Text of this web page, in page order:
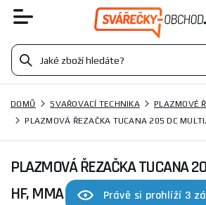
DOMŮ SVAŘOVACÍ TECHNIKA
PLAZMOVÉ
PLAZMOVÁ ŘEZAČKA TUCANA 205 DC
PLAZMOVÁ ŘEZAČKA TUCANA
HF, MMA
Právě si prohlíží 3